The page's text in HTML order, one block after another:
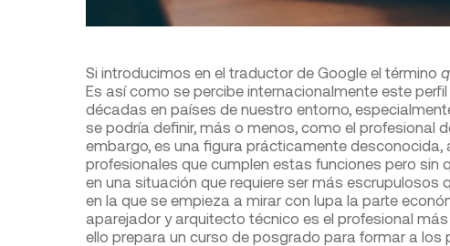
Si introducimos en el traductor de Google el término
Es así como se percibe internacionalmente este
décadas en países de nuestro entorno,
se podría definir, más o menos, como el profesional
embargo, es una figura prácticamente
profesionales que cumplen estas funciones pero sin
en una situación que requiere ser más escrupulosos
en la que se empieza a mirar con lupa la parte
aparejador y arquitecto técnico es el profesional
ello prepara un curso de posgrado para formar a los